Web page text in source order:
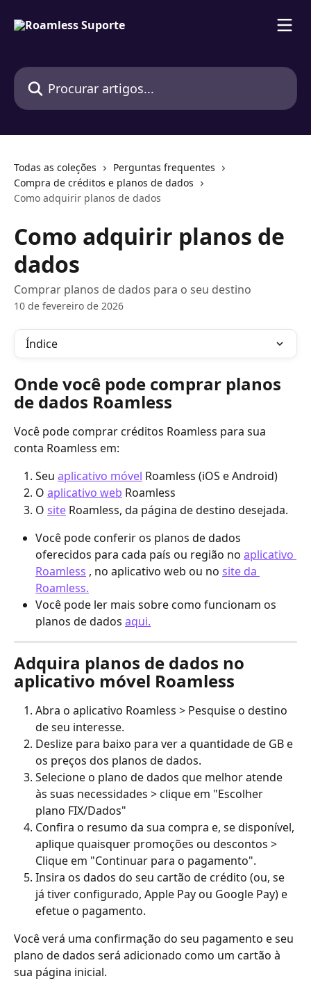
Procurar artigos...
Todas as coleções
Perguntas frequentes
Compra de créditos e planos de dados
Como adquirir planos de dados
Como adquirir planos de
dados
Comprar planos de dados para o seu destino
10 de fevereiro de 2026
Índice
Onde você pode comprar planos
de dados Roamless
Você pode comprar créditos Roamless para sua
conta Roamless em:
Seu aplicativo móvel Roamless (iOS e Android)
O aplicativo web Roamless
O site Roamless, da página de destino desejada.
Você pode conferir os planos de dados
oferecidos para cada país ou região no aplicativo
Roamless , no aplicativo web ou no site da
Roamless.
Você pode ler mais sobre como funcionam os
planos de dados aqui.
Adquira planos de dados no
aplicativo móvel Roamless
Abra o aplicativo Roamless > Pesquise o destino
de seu interesse.
Deslize para baixo para ver a quantidade de GB e
os preços dos planos de dados.
Selecione o plano de dados que melhor atende
às suas necessidades > clique em "Escolher
plano FIX/Dados"
Confira o resumo da sua compra e, se disponível,
aplique quaisquer promoções ou descontos >
Clique em "Continuar para o pagamento".
Insira os dados do seu cartão de crédito (ou, se
já tiver configurado, Apple Pay ou Google Pay) e
efetue o pagamento.
Você verá uma confirmação do seu pagamento e seu
plano de dados será adicionado como um cartão à
sua página inicial.